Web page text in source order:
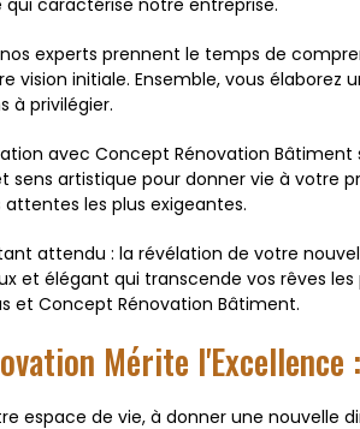
experts prennent le temps de
vision initiale. Ensemble, vous
à privilégier.
avec Concept Rénovation
artistique pour donner vie à votre
les plus exigeantes.
attendu : la révélation de votre
et élégant qui transcende vos rêves
et Concept Rénovation Bâtiment.
Mérite
espace de vie, à donner une